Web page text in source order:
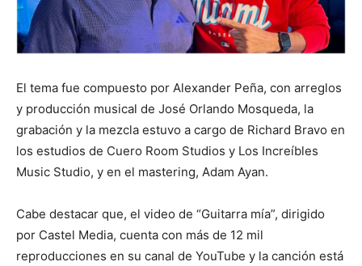
El tema fue compuesto por Alexander Peña, con arreglos
y producción musical de José Orlando Mosqueda, la
grabación y la mezcla estuvo a cargo de Richard Bravo en
los estudios de Cuero Room Studios y Los Increíbles
Music Studio, y en el mastering, Adam Ayan.
Cabe destacar que, el video de “Guitarra mía”, dirigido
por Castel Media, cuenta con más de 12 mil
reproducciones en su canal de YouTube y la canción está